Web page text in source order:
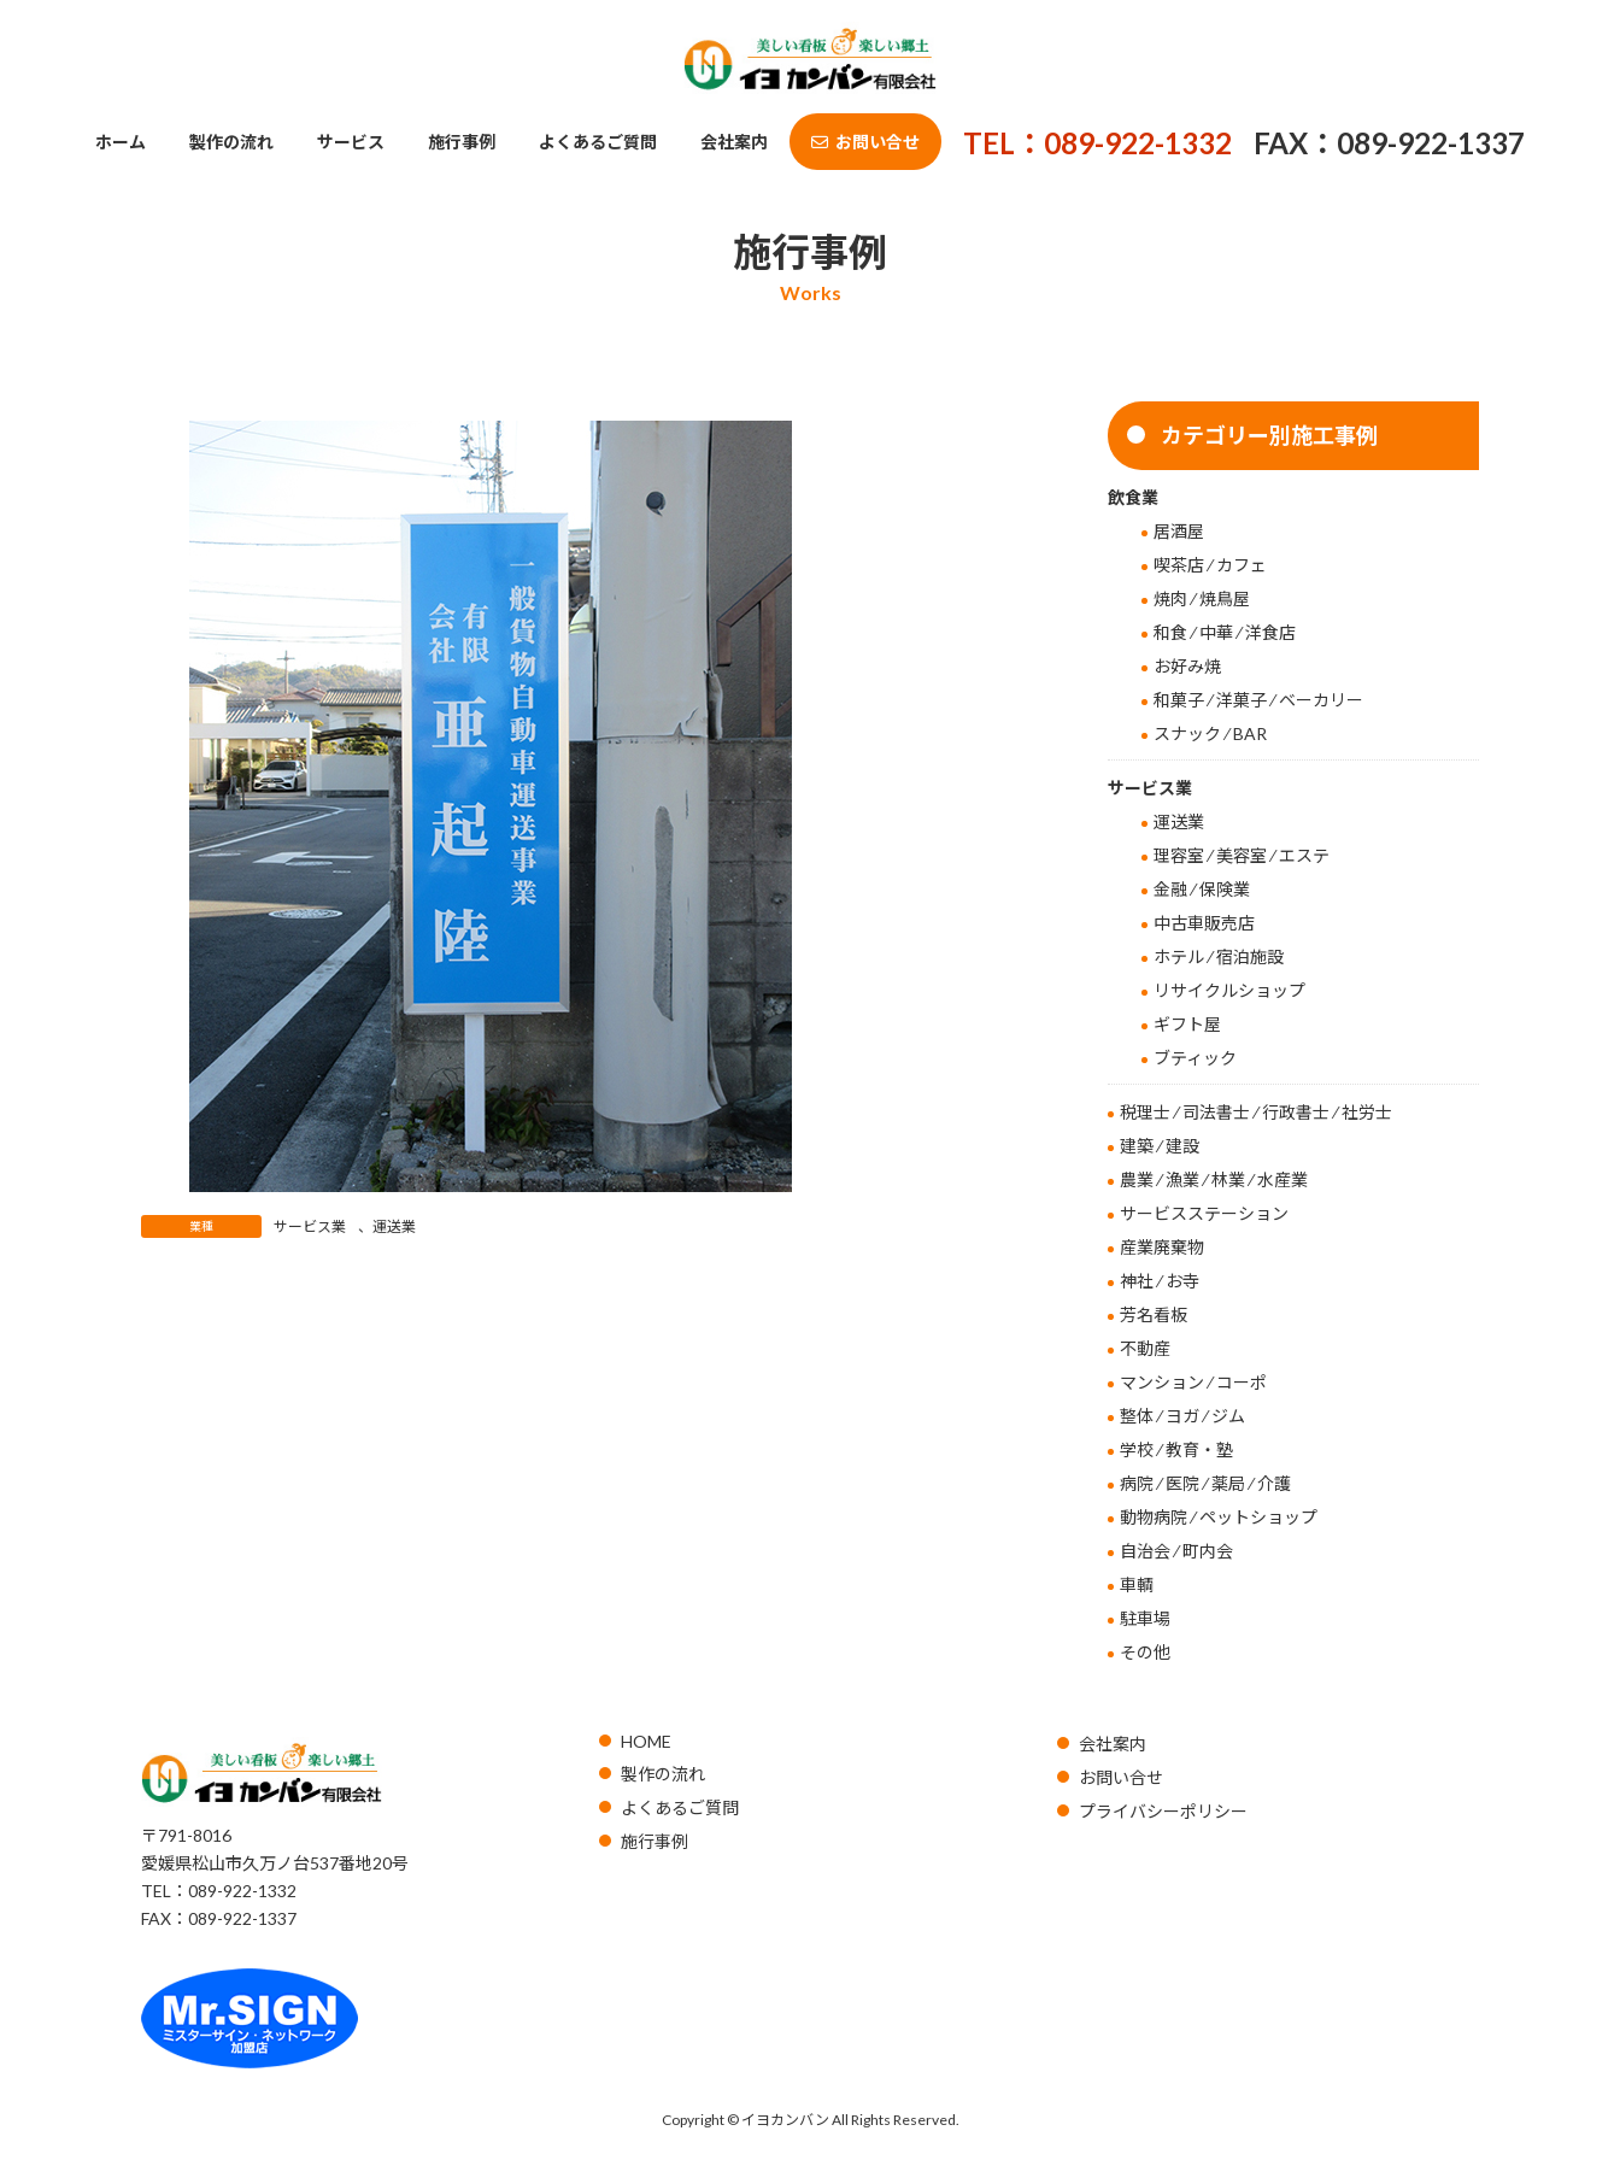
ホーム 製作の流れ サービス 施行事例 よくあるご質問 会社案内 お問い合せ TEL：089-922-1332 FAX：089-922-1337
施行事例
業種 サービス業 、 運送業
カテゴリー別施工事例
飲食業
居酒屋
喫茶店 ⁄ カフェ
焼肉 ⁄ 焼鳥屋
和食 ⁄ 中華 ⁄ 洋食店
お好み焼
和菓子 ⁄ 洋菓子 ⁄ ベーカリー
スナック ⁄ BAR
サービス業
運送業
理容室 ⁄ 美容室 ⁄ エステ
金融 ⁄ 保険業
中古車販売店
ホテル ⁄ 宿泊施設
リサイクルショップ
ギフト屋
ブティック
税理士 ⁄ 司法書士 ⁄ 行政書士 ⁄ 社労士
建築 ⁄ 建設
農業 ⁄ 漁業 ⁄ 林業 ⁄ 水産業
サービスステーション
産業廃棄物
神社 ⁄ お寺
芳名看板
不動産
マンション ⁄ コーポ
整体 ⁄ ヨガ ⁄ ジム
学校 ⁄ 教育・塾
病院 ⁄ 医院 ⁄ 薬局 ⁄ 介護
動物病院 ⁄ ペットショップ
自治会 ⁄ 町内会
車輌
駐車場
その他
〒791-8016
愛媛県松山市久万ノ台537番地20号
TEL：089-922-1332
FAX：089-922-1337
HOME
製作の流れ
よくあるご質問
施行事例
会社案内
お問い合せ
プライバシーポリシー
Copyright © イヨカンバン All Rights Reserved.